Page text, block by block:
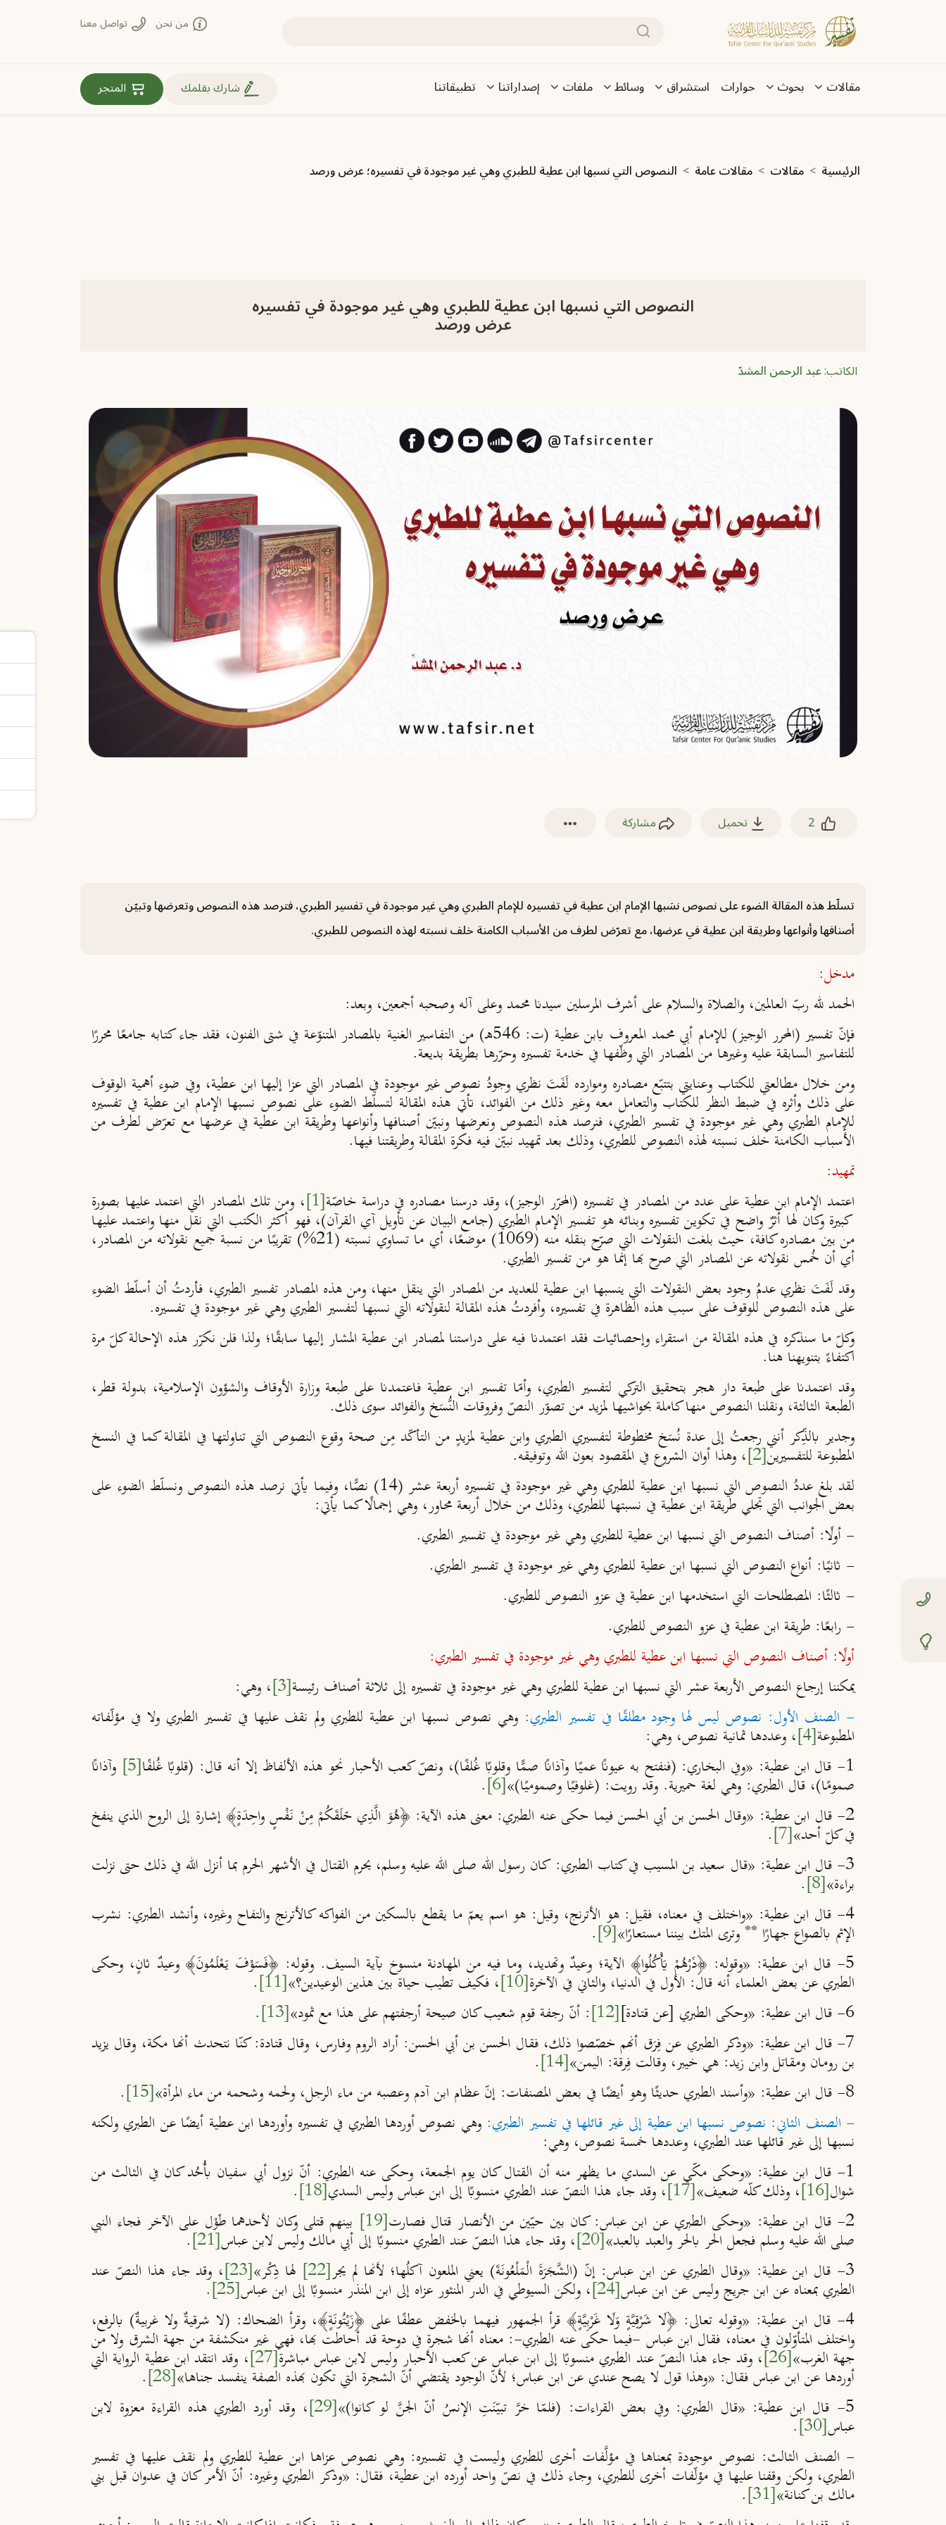
تجاوز إلى المحتوى الرئيسي
بحث من نحن تواصل معنا
Main navigation
مقالات بحوث حوارات استشراق وسائط ملفات إصداراتنا تطبيقاتنا روابط مهمة
شارك بقلمك المتجر
مسار التنقل
الرئيسية مقالات مقالات عامة النصوص التي نسبها ابن عطية للطبري وهي غير موجودة في تفسيره؛ عرض ورصد
النصوص التي نسبها ابن عطية للطبري وهي غير موجودة في تفسيره
عرض ورصد
الكاتب:عبد الرحمن المشدّ
2 تحميل مشاركة
تسلّط هذه المقالة الضوء على نصوص نسَبها الإمام ابن عطية في تفسيره للإمام الطبري ‏وهي غير موجودة في تفسير الطبري، فترصد هذه النصوص وتعرضها وتبيّن
أصنافها وأنواعها ‏وطريقة ابن عطية في عرضها، مع تعرّض لطرف من الأسباب الكامنة خلف نسبته لهذه النصوص ‏للطبري.
مدخل:
الحمد لله ربّ العالمين، والصلاة والسلام على أشرف المرسلين سيدنا محمد وعلى آله وصحبه أجمعين، وبعد:
فإنّ تفسير (المحرر الوجيز) للإمام أبي محمد المعروف بابن عطية (ت: 546هـ) من التفاسير الغنية بالمصادر المتنوّعة في شتى الفنون، فقد جاء كتابه جامعًا محررًا
للتفاسير السابقة عليه وغيرها من المصادر التي وظّفها في خدمة تفسيره وحرّرها بطريقة بديعة.
ومن خلال مطالعتي للكتاب وعنايتي بتتبّع مصادره وموارده لَفَتَ نظري وجودُ نصوص غير موجودة في المصادر التي عزا إليها ابن عطية، وفي ضوء أهمية الوقوف
على ذلك وأثره في ضبط النظر للكتاب والتعامل معه وغير ذلك من الفوائد، تأتي هذه المقالة لتسلّط الضوء على نصوص نسبها الإمام ابن عطية في تفسيره
للإمام الطبري وهي غير موجودة في تفسير الطبري، فنرصد هذه النصوص ونعرضها ونبيّن أصنافها وأنواعها وطريقة ابن عطية في عرضها مع تعرّض لطرف من
الأسباب الكامنة خلف نسبته لهذه النصوص للطبري، وذلك بعد تمهيد نبيّن فيه فكرة المقالة وطريقتنا فيها.
تمهيد:
اعتمد الإمام ابن عطية على عدد من المصادر في تفسيره (المحرّر الوجيز)، وقد درسنا مصادره في دراسة خاصّة[1] ، ومن تلك المصادر التي اعتمد عليها بصورة
كبيرة وكان لها أثرٌ واضح في تكوين تفسيره وبنائه هو تفسير الإمام الطبري (جامع البيان عن تأويل آي القرآن)، فهو أكثر الكتب التي نقل منها واعتمد عليها
من بين مصادره كافة، حيث بلغت النقولات التي صرّح بنقله منه (1069) موضعًا، أي ما تساوي نسبته (21%) تقريبًا من نسبة جميع نقولاته من المصادر،
أي أن خُمس نقولاته عن المصادر التي صرح بها إنما هو من تفسير الطبري.
وقد لَفَتَ نظري عدمُ وجود بعض النقولات التي ينسبها ابن عطية للعديد من المصادر التي ينقل منها، ومن هذه المصادر تفسير الطبري، فأردتُ أن أسلّط الضوء
على هذه النصوص للوقوف على سبب هذه الظاهرة في تفسيره، وأفردتُ هذه المقالة لنقولاته التي نسبها لتفسير الطبري وهي غير موجودة في تفسيره.
وكلّ ما سنذكره في هذه المقالة من استقراء وإحصائيات فقد اعتمدنا فيه على دراستنا لمصادر ابن عطية المشار إليها سابقًا؛ ولذا فلن نكرّر هذه الإحالة كلّ مرة
اكتفاءً بتنويهنا هنا.
وقد اعتمدنا على طبعة دار هجر بتحقيق التركي لتفسير الطبري، وأمّا تفسير ابن عطية فاعتمدنا على طبعة وزارة الأوقاف والشؤون الإسلامية، بدولة قطر،
الطبعة الثالثة، ونقلنا النصوص منها كاملة بحواشيها لمزيد من تصوّر النصّ وفروقات النُّسَخ والفوائد سوى ذلك.
وجدير بالذِّكر أنني رجعتُ إلى عدة نُسَخ مخطوطة لتفسيري الطبري وابن عطية لمزيدٍ من التأكّد مِن صحة وقوع النصوص التي تناولتها في المقالة كما في النسخ
المطبوعة للتفسيرين[2] ، وهذا أوان الشروع في المقصود بعون الله وتوفيقه.
لقد بلغ عددُ النصوص التي نسبها ابن عطية للطبري وهي غير موجودة في تفسيره أربعة عشر (14) نصًّا، وفيما يأتي نرصد هذه النصوص ونسلّط الضوء على
بعض الجوانب التي تجلي طريقة ابن عطية في نسبتها للطبري، وذلك من خلال أربعة محاور، وهي إجمالًا كما يأتي:
- أولًا: أصناف النصوص التي نسبها ابن عطية للطبري وهي غير موجودة في تفسير الطبري.
- ثانيًا: أنواع النصوص التي نسبها ابن عطية للطبري وهي غير موجودة في تفسير الطبري.
- ثالثًا: المصطلحات التي استخدمها ابن عطية في عزو النصوص للطبري.
- رابعًا: طريقة ابن عطية في عزو النصوص للطبري.
أولًا: أصناف النصوص التي نسبها ابن عطية للطبري وهي غير موجودة في تفسير الطبري:
يمكننا إرجاع النصوص الأربعة عشر التي نسبها ابن عطية للطبري وهي غير موجودة في تفسيره إلى ثلاثة أصناف رئيسة[3] ، وهي:
- الصنف الأول: نصوص ليس لها وجود مطلقًا في تفسير الطبري:وهي نصوص نسبها ابن عطية للطبري ولم نقف عليها في تفسير الطبري ولا في مؤلّفاته
المطبوعة[4] ، وعددها ثمانية نصوص، وهي:
1- قال ابن عطية: «وفي البخاري: (فنفتح به عيونًا عمي
ا وآذان ا صما وقلوب ا غلفا)، ونصّ كعب الأحبار نحو هذه الألفاظ إلا أنه قال: (قلوب ا غلفا[5] وآذان
صموما)، قال الطبري: وهي لغة حميرية. وقد رويت: (غلوفيا وصموميا)»[6]
.
2- قال ابن عطية: «
وقال الحسن بن أبي الحسن فيما حكى عنه الطبري: معنى هذه الآية: ﴿هُوَ الَّذِي خَلَقَكُمْ مِنْ نَفْسٍ واحِدَةٍ﴾ إشارة إلى الروح الذي ينفخ
في كلّ أحد»
[7]
.
3- قال ابن عطية: «
قال سعيد بن المسيب في كتاب الطبري:كان رسول الله صلى الله عليه وسلم، يحرم القتال في الأشهر الحرم بما أنزل الله في ذلك حتى نزلت
براءة»
[8]
.
4- قال ابن عطية: «واختلف في معناه، فقيل: هو الأترنج، وقيل: هو اسم يعمّ ما يقطع بالسكين من الفواكه كالأترنج والتفاح وغيره،
وأنشد الطبري: نشرب
الإثم بالصواع جهارًا ** وترى المتك بيننا مستعارًا»
[9]
.
5- قال ابن عطية: «وقوله:
﴿ذَرْهُمْ يَأْكُلُوا﴾الآية؛ وعيدٌ وتهديد، وما فيه من المهادنة منسوخ بآية السيف. وقوله: ﴿فَسَوْفَ يَعْلَمُونَ﴾وعيدٌ ثانٍ، وحكى
الطبري عن بعض العلماء أنه قال: الأول في الدنيا، والثاني في الآخرة[10] ، فكيف تطيب حياة بين هذين الوعيدين؟»
[11]
.
6- قال ابن عطية: «
وحكى الطبري [عن قتادة][12] : أنّ رجفة قوم شعيب كان صيحة أرجفتهم على هذا مع ثمود»
[13]
.
7- قال ابن عطية: «
وذكر الطبري عن فِرَق أنهم خصّصوا ذلك، فقال الحسن بن أبي الحسن: أراد الروم وفارس، وقال قتادة: كنّا نتحدث أنها مكة، وقال يزيد
بن رومان ومقاتل وابن زيد: هي خيبر، وقالت فِرقة: اليمن»[14]
.
8- قال ابن عطية: «
وأسند الطبري حديثًا وهو أيضًا في بعض المصنفات: إنّ عظام ابن آدم وعصبه من ماء الرجل، ولحمه وشحمه من ماء المرأة»
[15]
.
- الصنف الثاني: نصوص نسبها ابن عطية إلى غير قائلها في تفسير الطبري:وهي نصوص أوردها الطبري في تفسيره وأوردها ابن عطية أيضًا عن الطبري ولكنه
نسبها إلى غير قائلها عند الطبري، وعددها خمسة نصوص، وهي:
1- قال ابن عطية: «وحكى مكّ
ي عن السدي ما يظهر منه أن القتال كان يوم الجمعة، وحكى عنه الطبري: أنّ نزول أبي سفيان بأُحُد كان في الثالث من
شوال[16] ، وذلك كلّه ضعيف»
[17] ، وقد جاء هذا النصّ عند الطبري منسوبًا إلى ابن عباس وليس السدي[18]
.
2- قال ابن عطية: «
وحكى الطبري عن ابن عباس: كان بين حيّين من الأنصار قتال فصارت[19] بينهم قتلى وكان لأحدهما طَوْل على الآخر فجاء النبي
صلى الله عليه وسلم فجعل الحر بالحر والعبد بالعبد»
[20] ، وقد جاء هذا النصّ عند الطبري منسوبًا إلى أبي مالك وليس لابن عباس[21]
.
3- قال ابن عطية: «
وقال الطبري عن ابن عباس: إنّ (الشَّجَرَةَ الْمَلْعُونَةَ) يعني الملعون آكلُها؛ لأنها لم يجر[22] لها ذِكْر»
[23] ، وقد جاء هذا النصّ عند
الطبري بمعناه عن ابن جريج وليس عن ابن عباس[24] ، ولكن السيوطي في الدر المنثور عزاه إلى ابن المنذر منسوبًا إلى ابن عباس[25]
.
4- قال ابن عطية: «وقوله تعالى: ﴿لَا شَرْقِيَّةٍ وَلَا غَرْبِيَّةٍ﴾ قرأ الجمهور فيهما بالخفض عطفًا على ﴿زَيْتُونَةٍ﴾، وقرأ الضحاك: (لا شرقيةٌ ولا غربيةٌ) بالرفع،
واختلف المتأوّلون في معناه، فقال ابن عباس -فيما حكى عنه الطبري-: معناه أنها شجرة في دوحة قد أحاطت بها، فهي غير منكشفة من جهة الشرق ولا من
جهة الغرب»
[26] ، وقد جاء هذا النصّ عند الطبري منسوبًا إلى ابن عباس عن كعب الأحبار وليس لابن عباس مباشرة[27] ، وقد انتقد ابن عطية الرواية التي
أوردها عن ابن عباس فقال: «وهذا قول لا يصح عندي عن ابن عباس؛ لأن الوجود يقتضي أن الشجرة التي تكون بهذه الصفة ينفسد جناها»[28]
.
5- قال ابن عطية: «
قال الطبري:وفي بعض القراءات: (فلمّا خرَّ تبيّنَتِ الإنسُ أنّ الجنَّ لو كانوا)»
[29] ، وقد أورد الطبري هذه القراءة معزوة لابن
عباس[30]
.
- الصنف الثالث: نصوص موجودة بمعناها في مؤلَّفات أخرى للطبري وليست في تفسيره: وهي نصوص عزاها ابن عطية للطبري ولم نقف عليها في تفسير
الطبري، ولكن وقفنا عليها في مؤلّفات أخرى للطبري، وجاء ذلك في نصّ واحد أورده ابن عطية،فقال: «وذكر الطبري وغيره: أنّ الأمر كان في عدوان قبل بني
مالك بن كنانة»
[31]
.